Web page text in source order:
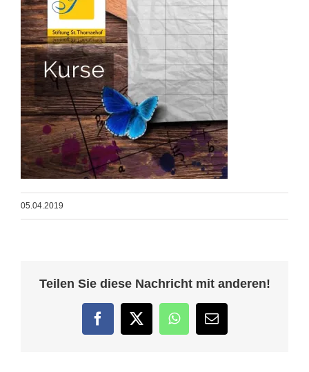
05.04.2019
Teilen Sie diese Nachricht mit anderen!
FacebookTwitterWhatsApp
E-
Mail